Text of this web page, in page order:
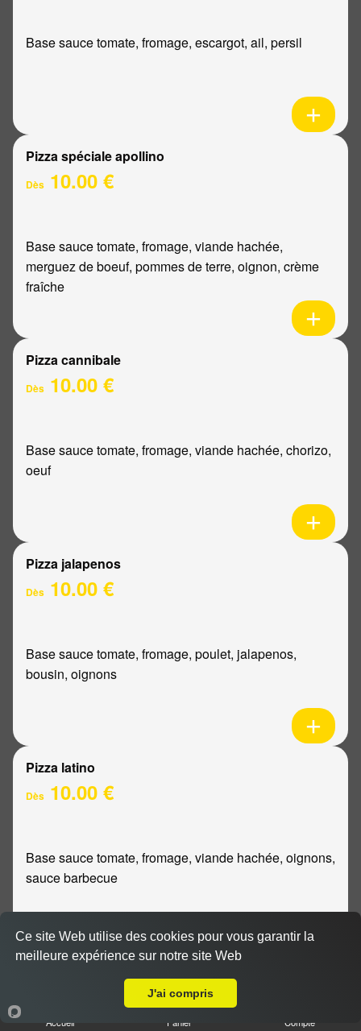
Base sauce tomate, fromage, escargot, ail, persil
Pizza spéciale apollino
Dès 10.00 €
Base sauce tomate, fromage, viande hachée,
merguez de boeuf, pommes de terre, oignon, crème
fraîche
Pizza cannibale
Dès 10.00 €
Base sauce tomate, fromage, viande hachée, chorizo,
oeuf
Pizza jalapenos
Dès 10.00 €
Base sauce tomate, fromage, poulet, jalapenos,
bousin, oignons
Pizza latino
Dès 10.00 €
Base sauce tomate, fromage, viande hachée, oignons,
sauce barbecue
Accueil Panier Compte
Ce site Web utilise des cookies pour vous garantir la
meilleure expérience sur notre site Web
J'ai compris